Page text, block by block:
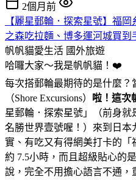
2個月前
【麗星郵輪．探索星號】福
之森吃拉麵、博多運河城買到
帆帆貓愛生活 國外旅遊
哈囉大家～我是帆帆貓！❤️
每次搭郵輪最期待的是什麼
（Shore Excursions） 啦！這次
星郵輪．探索星號」（前身
名勝世界壹號喔！）來到日
實、有吃又有得網美打卡的
約 7.5小時，而且超級貼心的
說，完全不用擔心語言不通